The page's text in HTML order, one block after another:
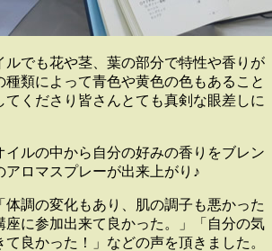
ルでも花や茎、葉の部分で特性や香りが
種類によって青色や黄色の色もあること
てくださり皆さんとても真剣な眼差しに
イルの中から自分の好みの香りをブレン
アロマスプレーが出来上がり♪
体調の変化もあり、肌の調子も悪かった
座に参加出来て良かった。」「自分の気
良かった！」などの声を頂きました。